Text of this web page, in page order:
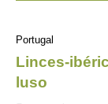
Portugal
Linces-
luso